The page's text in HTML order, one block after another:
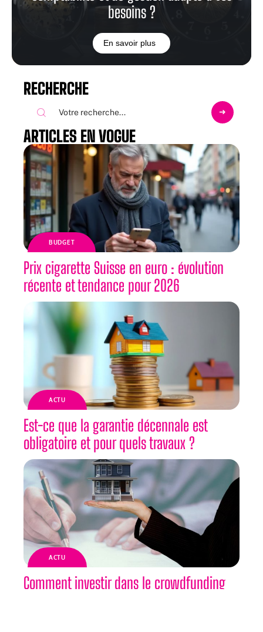
besoins ?
En savoir plus
RECHERCHE
ARTICLES EN VOGUE
BUDGET
Prix cigarette Suisse en euro : évolution
récente et tendance pour 2026
ACTU
Est-ce que la garantie décennale est
obligatoire et pour quels travaux ?
ACTU
Comment investir dans le crowdfunding